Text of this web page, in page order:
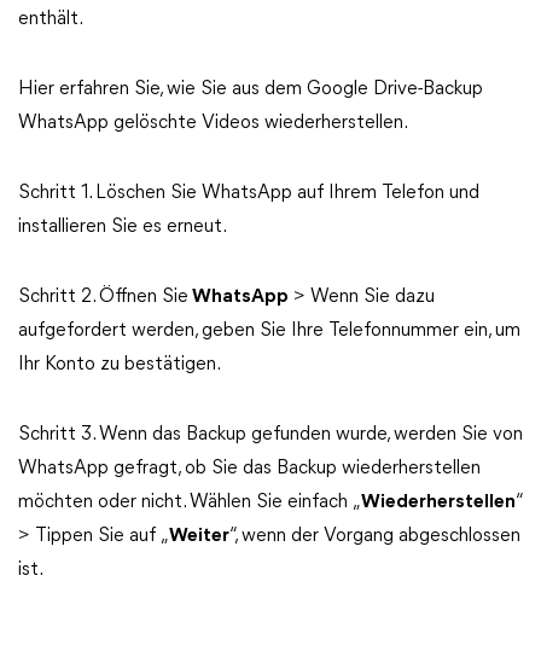
enthält.
Hier erfahren Sie, wie Sie aus dem Google Drive-Backup
WhatsApp gelöschte Videos wiederherstellen.
Schritt 1. Löschen Sie WhatsApp auf Ihrem Telefon und
installieren Sie es erneut.
Schritt 2. Öffnen Sie WhatsApp > Wenn Sie dazu
aufgefordert werden, geben Sie Ihre Telefonnummer ein, um
Ihr Konto zu bestätigen.
Schritt 3. Wenn das Backup gefunden wurde, werden Sie von
WhatsApp gefragt, ob Sie das Backup wiederherstellen
möchten oder nicht. Wählen Sie einfach „Wiederherstellen“
> Tippen Sie auf „Weiter“, wenn der Vorgang abgeschlossen
ist.